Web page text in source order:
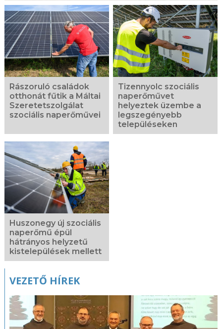
Rászoruló családok
otthonát fűtik a Máltai
Szeretetszolgálat
szociális naperőművei
Tizennyolc szociális
naperőművet
helyeztek üzembe a
legszegényebb
településeken
Huszonegy új szociális
naperőmű épül
hátrányos helyzetű
kistelepülések mellett
VEZETŐ HÍREK